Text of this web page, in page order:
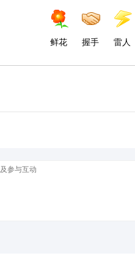
鲜花 握手 雷人